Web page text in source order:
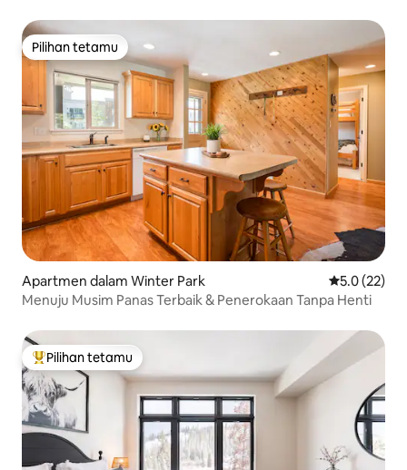
Pilihan tetamu
Pilihan tetamu
Apartmen dalam Winter Park Penarafan
5.0 (22)
Menuju Musim Panas Terbaik & Penerokaan Tanpa Henti
Pilihan utama tetamu
Pilihan tetamu